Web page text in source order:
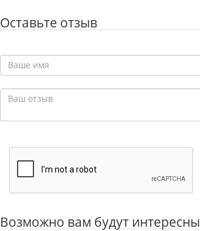
Оставьте отзыв
Возможно вам будут интересны